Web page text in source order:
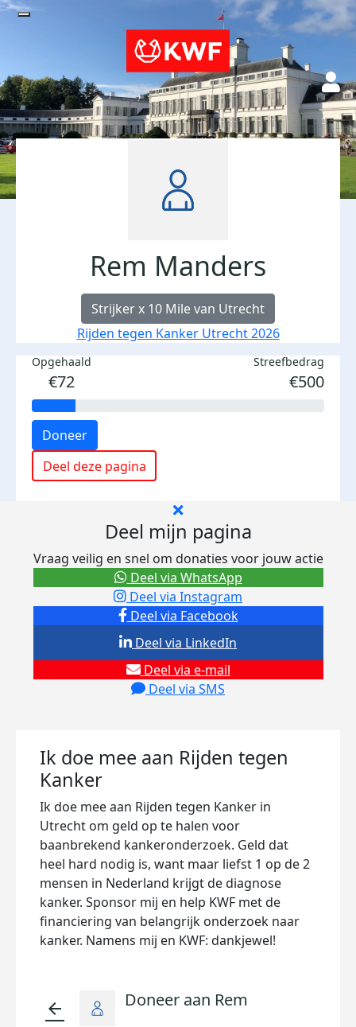
Rem Manders
Strijker x 10 Mile van Utrecht
Rijden tegen Kanker Utrecht 2026
Opgehaald
€72
Streefbedrag
€500
Doneer
Deel deze pagina
Deel mijn pagina
Vraag veilig en snel om donaties voor jouw actie
Deel via Facebook
Deel via Instagram
Deel via e-mail
Deel via SMS
Deel via LinkedIn
Deel via WhatsApp
Ik doe mee aan Rijden tegen
Kanker
Ik doe mee aan Rijden tegen Kanker in
Utrecht om geld op te halen voor
baanbrekend kankeronderzoek. Geld dat
heel hard nodig is, want maar liefst 1 op de 2
mensen in Nederland krijgt de diagnose
kanker. Sponsor mij en help KWF met de
financiering van belangrijk onderzoek naar
kanker. Namens mij en KWF: dankjewel!
arrow_back Doneer aan Rem